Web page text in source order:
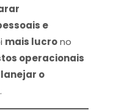
e
mais lucrono
operacionais
o
.